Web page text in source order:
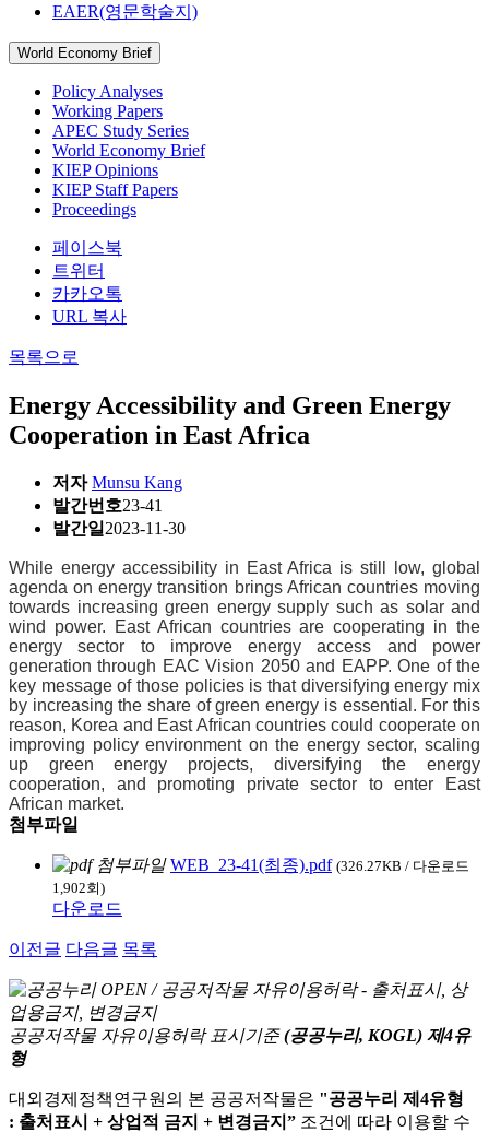
EAER(영문학술지)
World Economy Brief
Policy Analyses
Working Papers
APEC Study Series
World Economy Brief
KIEP Opinions
KIEP Staff Papers
Proceedings
페이스북
트위터
카카오톡
URL 복사
목록으로
Energy Accessibility and Green Energy
Cooperation in East Africa
저자 Munsu Kang
발간번호23-41
발간일 2023-11-30
While energy accessibility in East Africa is still low, global
agenda on energy transition brings African countries moving
towards increasing green energy supply such as solar and
wind power. East African countries are cooperating in the
energy sector to improve energy access and power
generation through EAC Vision 2050 and EAPP. One of the
key message of those policies is that diversifying energy mix
by increasing the share of green energy is essential. For this
reason, Korea and East African countries could cooperate on
improving policy environment on the energy sector, scaling
up green energy projects, diversifying the energy
cooperation, and promoting private sector to enter East
African market.
첨부파일
WEB_23-41(최종).pdf (326.27KB / 다운로드
1,902회)
다운로드
이전글 다음글 목록
공공저작물 자유이용허락 표시기준 (공공누리, KOGL) 제4유
형
대외경제정책연구원의 본 공공저작물은 "공공누리 제4유형
: 출처표시 + 상업적 금지 + 변경금지” 조건에 따라 이용할 수